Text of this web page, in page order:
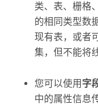
类、表、栅格
的相同类型数
现有表，或者
集，但不能将
您可以使用 字
中的属性信息